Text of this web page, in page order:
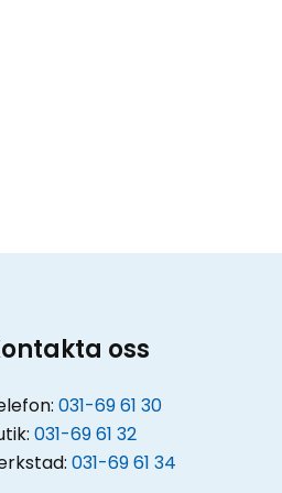
oss
031-69 61 30
031-69 61 32
031-69 61 34